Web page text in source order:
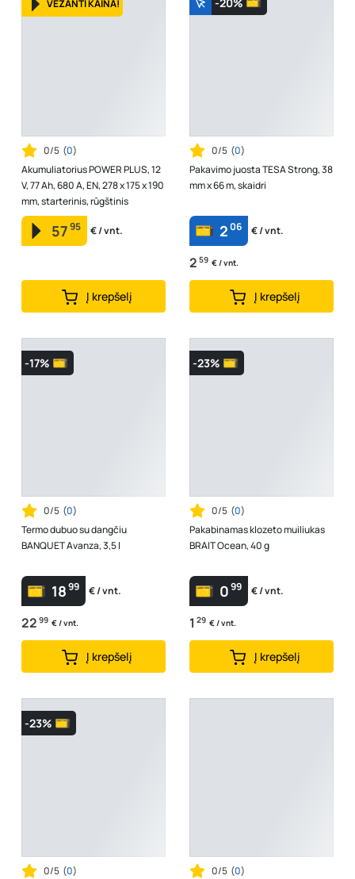
VEŽANTI KAINA!
0/5 (0)
Akumuliatorius POWER PLUS, 12
V, 77 Ah, 680 A, EN, 278 x 175 x 190
mm, starterinis, rūgštinis
5795 € / vnt.
Į krepšelį
0/5 (0)
Pakavimo juosta TESA Strong, 38
mm x 66 m, skaidri
206 € / vnt.
2 59 € / vnt.
Į krepšelį
-17%
0/5 (0)
Termo dubuo su dangčiu
BANQUET Avanza, 3,5 l
1899 € / vnt.
22 99 € / vnt.
Į krepšelį
-23%
0/5 (0)
Pakabinamas klozeto muiliukas
BRAIT Ocean, 40 g
099 € / vnt.
1 29 € / vnt.
Į krepšelį
-23%
0/5 (0)
0/5 (0)